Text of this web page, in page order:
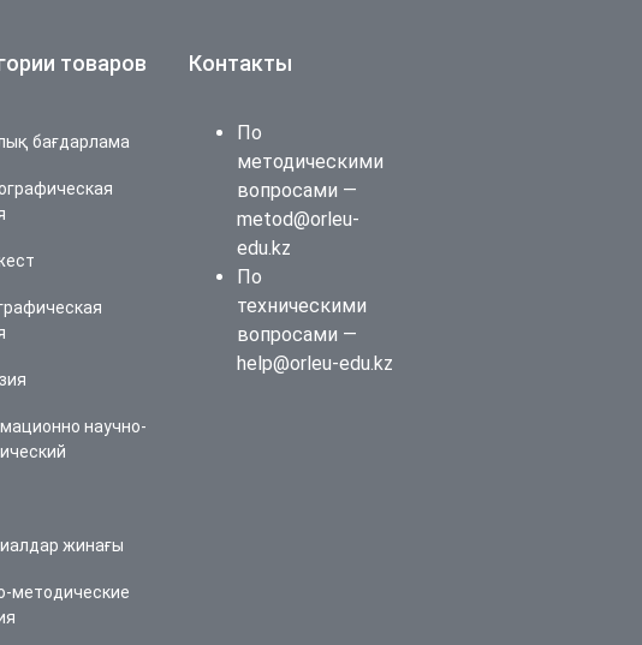
товаров
бағдарлама
научно-
жинағы
методические
Контакты
По
методическими
вопросами —
metod@orleu-
edu.kz
По
техническими
вопросами —
help@orleu-edu.kz